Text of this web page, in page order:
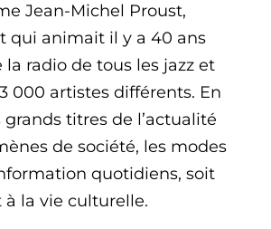
Jean-Michel Proust,
qui animait il y a 40 ans
la radio de tous les jazz et
000 artistes différents. En
titres de l’actualité
de société, les modes
quotidiens, soit
à la vie culturelle.